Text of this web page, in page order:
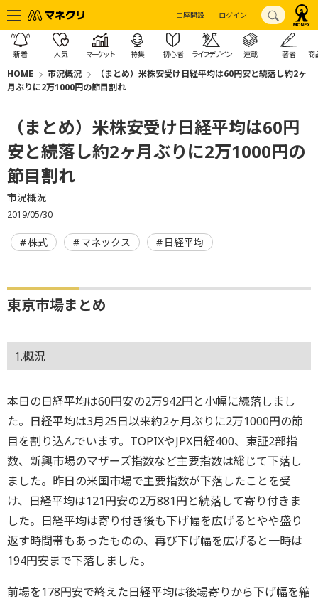
口座開設 ログイン
新着 人気 マーケット 特集 初心者 ライフデザイン 連載 著者 商
HOME 市況概況
（まとめ）米株安受け日経平均は60円安と続落し約2ヶ
月ぶりに2万1000円の節目割れ
（まとめ）米株安受け日経平均は60円
安と続落し約2ヶ月ぶりに2万1000円の
節目割れ
市況概況
2019/05/30
株式 マネックス 日経平均
東京市場まとめ
1.概況
本日の日経平均は60円安の2万942円と小幅に続落しまし
た。日経平均は3月25日以来約2ヶ月ぶりに2万1000円の節
目を割り込んでいます。TOPIXやJPX日経400、東証2部指
数、新興市場のマザーズ指数など主要指数は総じて下落し
ました。昨日の米国市場で主要指数が下落したことを受
け、日経平均は121円安の2万881円と続落して寄り付きま
した。日経平均は寄り付き後も下げ幅を広げるとやや盛り
返す時間帯もあったものの、再び下げ幅を広げると一時は
194円安まで下落しました。
前場を178円安で終えた日経平均は後場寄りから下げ幅を縮